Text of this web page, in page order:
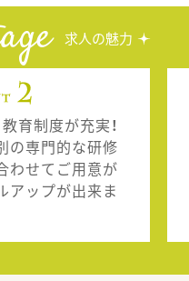
求人の魅力
育制度が充実！
の専門的な研修
わせてご用意が
アップが出来ま